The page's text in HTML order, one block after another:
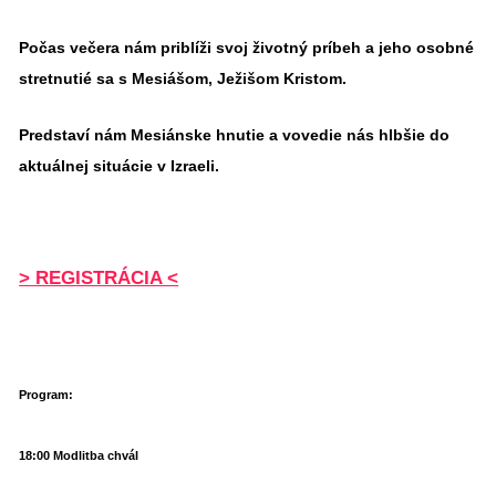
Počas večera nám priblíži svoj životný príbeh a jeho osobné
stretnutié sa s Mesiášom, Ježišom Kristom.
Predstaví nám Mesiánske hnutie a vovedie nás hlbšie do
aktuálnej situácie v Izraeli.
> REGISTRÁCIA <
Program:
18:00 Modlitba chvál